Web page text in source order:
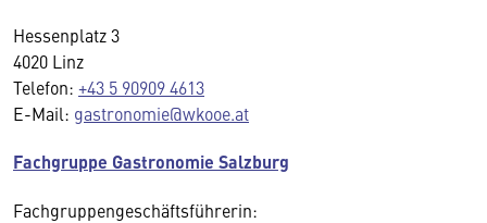
Hessenplatz 3
4020 Linz
Telefon: +43 5 90909 4613
E-Mail: gastronomie@wkooe.at
Fachgruppe Gastronomie Salzburg
Fachgruppengeschäftsführerin: